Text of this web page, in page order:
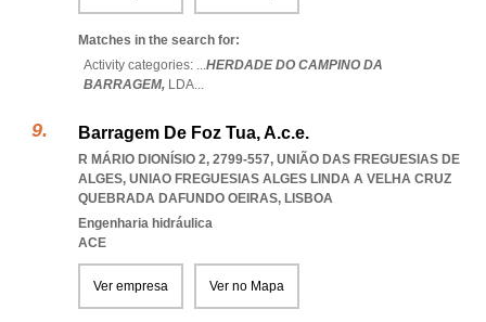
Matches in the search for:
Activity categories: ...HERDADE DO CAMPINO DA
BARRAGEM, LDA...
Barragem De Foz Tua, A.c.e.
R MÁRIO DIONÍSIO 2, 2799-557, UNIÃO DAS FREGUESIAS DE
ALGES, UNIAO FREGUESIAS ALGES LINDA A VELHA CRUZ
QUEBRADA DAFUNDO OEIRAS, LISBOA
Engenharia hidráulica
ACE
Ver empresa Ver no Mapa